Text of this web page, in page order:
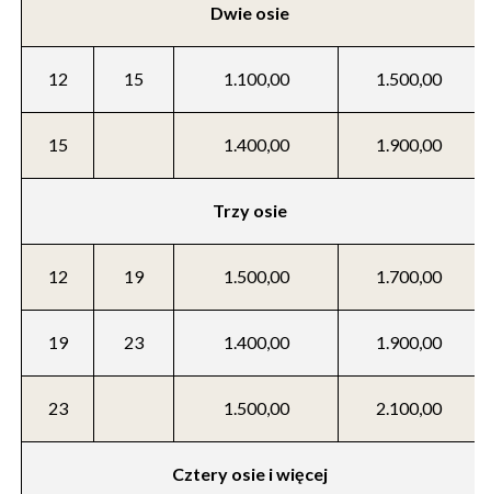
Dwie osie
12 15 1.100,00 1.500,00
15 1.400,00 1.900,00
Trzy osie
12 19 1.500,00 1.700,00
19 23 1.400,00 1.900,00
23 1.500,00 2.100,00
Cztery osie i więcej